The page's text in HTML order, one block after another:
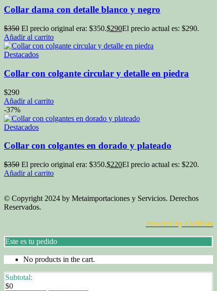
Collar dama con detalle blanco y negro
$350 El precio original era: $350.$290El precio actual es: $290.
Añadir al carrito
Destacados
Collar con colgante circular y detalle en piedra
$290
Añadir al carrito
-37%
Destacados
Collar con colgantes en dorado y plateado
$350 El precio original era: $350.$220El precio actual es: $220.
Añadir al carrito
© Copyright 2024 by Metaimportaciones y Servicios. Derechos
Reservados.
Powered by FacilPlan
Este es tu pedido
No products in the cart.
Subtotal:
$0